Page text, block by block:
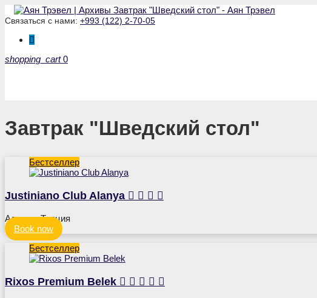
Связаться с нами: +993 (122) 2-70-05
shopping_cart 0
Завтрак "Шведский стол"
Бестселлер
Justiniano Club Alanya    
Аланья, Турция
Book now
Бестселлер
Rixos Premium Belek     